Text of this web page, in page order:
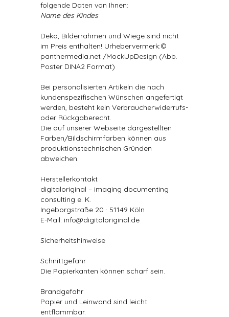
folgende Daten von Ihnen:
Name des Kindes
Deko, Bilderrahmen und Wiege sind nicht
im Preis enthalten! Urhebervermerk:©
panthermedia.net /MockUpDesign (Abb.
Poster DINA2 Format)
Bei personalisierten Artikeln die nach
kundenspezifischen Wünschen angefertigt
werden, besteht kein Verbraucherwiderrufs-
oder Rückgaberecht.
Die auf unserer Webseite dargestellten
Farben/Bildschirmfarben können aus
produktionstechnischen Gründen
abweichen.
Herstellerkontakt
digitaloriginal – imaging documenting
consulting e. K.
Ingeborgstraße 20 · 51149 Köln
E-Mail: info@digitaloriginal.de
Sicherheitshinweise
Schnittgefahr
Die Papierkanten können scharf sein.
Brandgefahr
Papier und Leinwand sind leicht
entflammbar.